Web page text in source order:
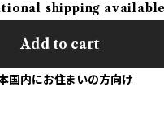
shipping available
Add to cart
国内にお住まいの方向け